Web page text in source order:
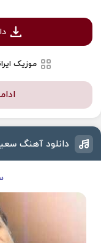
موزیک
دانلود آهنگ